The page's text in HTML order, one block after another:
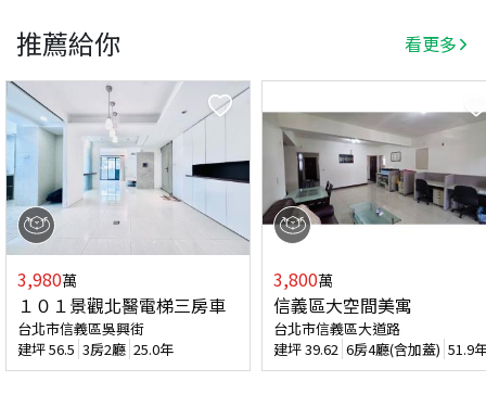
推薦給你 看更多
3,980萬
１０１景觀北醫電梯三房車
台北市信義區吳興街
建坪56.5 3房2廳 25.0年
3,800萬
信義區大空間美寓
台北市信義區大道路
建坪39.62 6房4廳(含加蓋) 51.9